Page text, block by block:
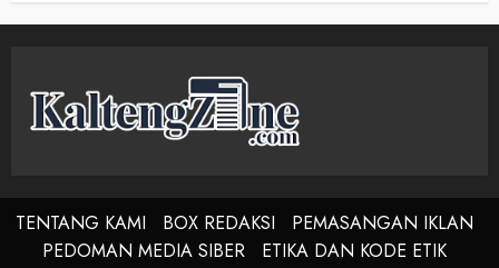
TENTANG KAMI BOX REDAKSI
PEMASANGAN IKLAN
PEDOMAN MEDIA SIBER
ETIKA DAN KODE ETIK